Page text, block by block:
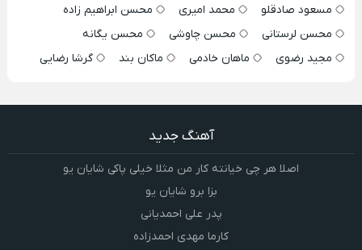
مسعود صادقلو
محمد امیری
محسن ابراهیم زاده
محسن لرستانی
محسن چاوشی
محسن یگانه
مجید رضوی
ماهان خادمی ماکان بند گرشا رضایی
آهنگ جدید
اصلا هر چی خیانته کار من مثلا خیلی پاکی شایان یو
بزا برو شایان یو
پدر علی احمدیانی
کارما مهدی احمدزاده